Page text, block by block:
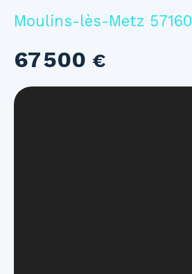
Estimez votre bien
Moulins-lès-Metz 57160
67 500 €